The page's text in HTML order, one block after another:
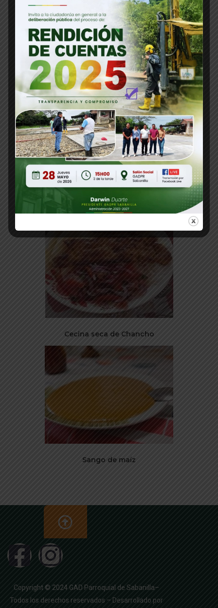
CALDO DE GALLINA
Cecina seca de Chancho
Sango de maíz
Copyright © 2024 GAD Parroquial de Sabanilla–
Todos los derechos reservados – Desarrollado por